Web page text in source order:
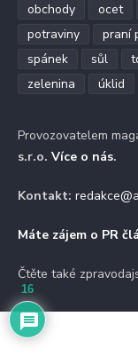
obchody
ocet
potraviny
praní
spánek
sůl
zelenina
úklid
Provozovatelem
s.r.o. Více o nás.
Kontakt:
Máte zájem o PR
Čtěte také
16